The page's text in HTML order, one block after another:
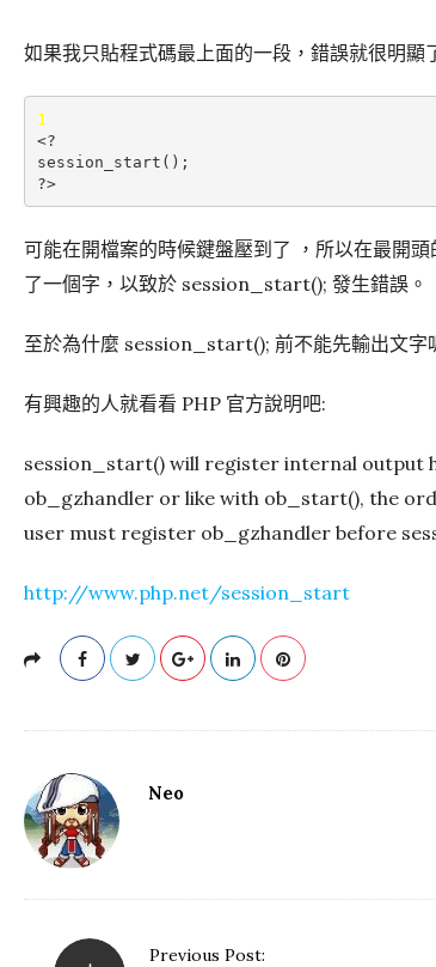
如果我只貼程式碼最上面的一段，錯誤就很明顯
1
<?
session_start();
?>
可能在開檔案的時候鍵盤壓到了 ，所以在最開
了一個字，以致於 session_start(); 發生錯誤。
至於為什麼 session_start(); 前不能先輸出文字
有興趣的人就看看 PHP 官方說明吧:
session_start() will register internal output
ob_gzhandler or like with ob_start(), the
user must register ob_gzhandler before
http://www.php.net/session_start
Neo
Previous Post: